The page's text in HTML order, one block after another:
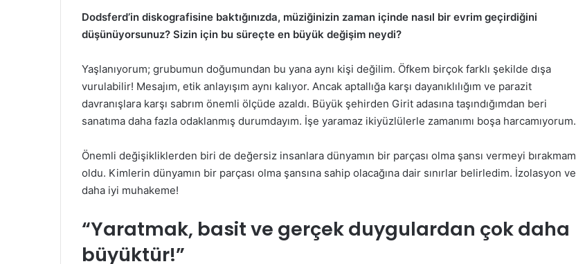
Dodsferd’in diskografisine baktığınızda, müziğinizin zaman içinde nasıl bir evrim geçirdiğini
düşünüyorsunuz? Sizin için bu süreçte en büyük değişim neydi?
Yaşlanıyorum; grubumun doğumundan bu yana aynı kişi değilim. Öfkem birçok farklı şekilde dışa
vurulabilir! Mesajım, etik anlayışım aynı kalıyor. Ancak aptallığa karşı dayanıklılığım ve parazit
davranışlara karşı sabrım önemli ölçüde azaldı. Büyük şehirden Girit adasına taşındığımdan beri
sanatıma daha fazla odaklanmış durumdayım. İşe yaramaz ikiyüzlülerle zamanımı boşa harcamıyorum.
Önemli değişikliklerden biri de değersiz insanlara dünyamın bir parçası olma şansı vermeyi bırakmam
oldu. Kimlerin dünyamın bir parçası olma şansına sahip olacağına dair sınırlar belirledim. İzolasyon ve
daha iyi muhakeme!
“Yaratmak, basit ve gerçek duygulardan çok daha
büyüktür!”